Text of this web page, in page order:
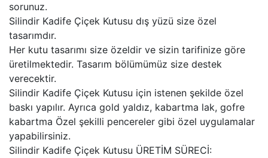
sorunuz.
Silindir Kadife Çiçek Kutusu dış yüzü size özel
tasarımdır.
Her kutu tasarımı size özeldir ve sizin tarifinize göre
üretilmektedir. Tasarım bölümümüz size destek
verecektir.
Silindir Kadife Çiçek Kutusu için istenen şekilde özel
baskı yapılır. Ayrıca gold yaldız, kabartma lak, gofre
kabartma Özel şekilli pencereler gibi özel uygulamalar
yapabilirsiniz.
Silindir Kadife Çiçek Kutusu ÜRETİM SÜRECİ: